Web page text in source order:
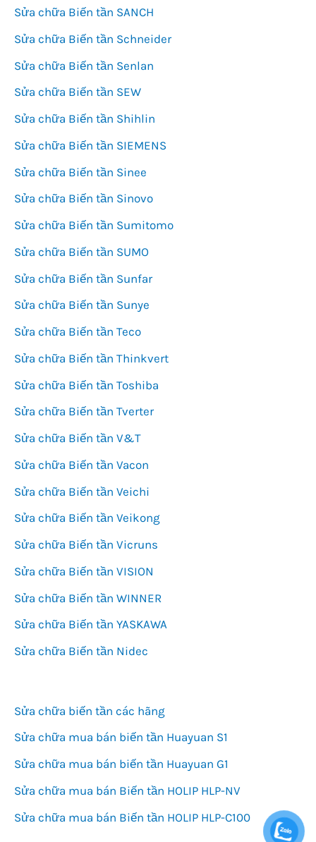
Sửa chữa Biến tần SANCH
Sửa chữa Biến tần Schneider
Sửa chữa Biến tần Senlan
Sửa chữa Biến tần SEW
Sửa chữa Biến tần Shihlin
Sửa chữa Biến tần SIEMENS
Sửa chữa Biến tần Sinee
Sửa chữa Biến tần Sinovo
Sửa chữa Biến tần Sumitomo
Sửa chữa Biến tần SUMO
Sửa chữa Biến tần Sunfar
Sửa chữa Biến tần Sunye
Sửa chữa Biến tần Teco
Sửa chữa Biến tần Thinkvert
Sửa chữa Biến tần Toshiba
Sửa chữa Biến tần Tverter
Sửa chữa Biến tần V&T
Sửa chữa Biến tần Vacon
Sửa chữa Biến tần Veichi
Sửa chữa Biến tần Veikong
Sửa chữa Biến tần Vicruns
Sửa chữa Biến tần VISION
Sửa chữa Biến tần WINNER
Sửa chữa Biến tần YASKAWA
Sửa chữa Biến tần Nidec
Sửa chữa biến tần các hãng
Sửa chữa mua bán biến tần Huayuan S1
Sửa chữa mua bán biến tần Huayuan G1
Sửa chữa mua bán Biến tần HOLIP HLP-NV
Sửa chữa mua bán Biến tần HOLIP HLP-C100